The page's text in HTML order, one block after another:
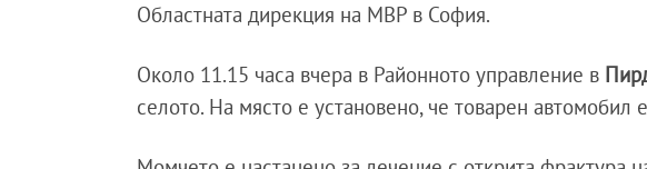
Областната дирекция на МВР в София.
Около 11.15 часа вчера в Районното управление в
селото. На място е установено, че товарен